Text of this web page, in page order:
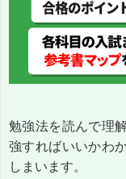
勉強法を読んで理
強すればいいかわ
しまいます。